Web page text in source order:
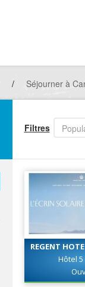
/ Séjourner à
Filtres
REGENT
CARLTON
Hôtel